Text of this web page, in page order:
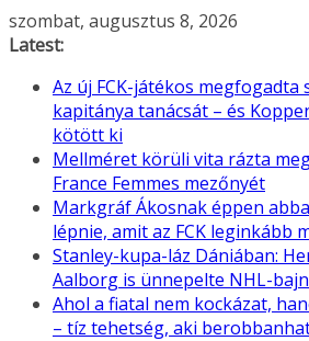
Skip
to
szombat, augusztus 8, 2026
Latest:
Az új FCK-játékos megfogadta
kapitánya tanácsát – és
kötött ki
Mellméret körüli vita rázta
France Femmes mezőnyét
Markgráf Ákosnak éppen
lépnie, amit az FCK leginkább
Stanley-kupa-láz Dániában:
Aalborg is ünnepelte NHL-
Ahol a fiatal nem kockázat,
– tíz tehetség, aki